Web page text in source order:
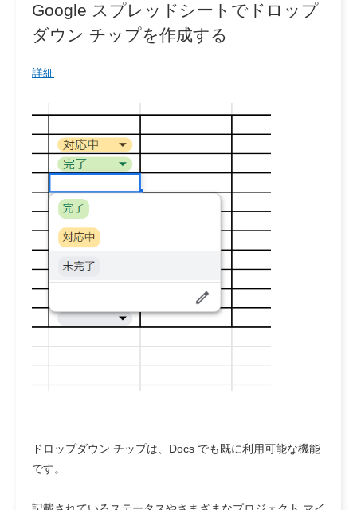
Google スプレッドシートでドロップ
ダウン チップを作成する
詳細
ドロップダウン チップは、Docs でも既に利用可能な機能
です。